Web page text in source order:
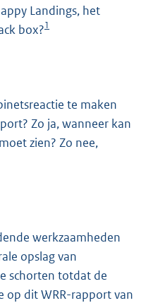
Landings, het
box?1
te maken
Zo ja, wanneer kan
zien? Zo nee,
werkzaamheden
opslag van
schorten totdat de
op dit WRR-rapport van